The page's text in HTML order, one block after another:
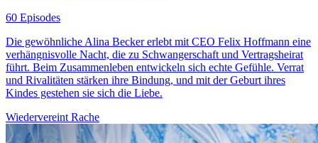
60 Episodes
Die gewöhnliche Alina Becker erlebt mit CEO Felix Hoffmann eine
verhängnisvolle Nacht, die zu Schwangerschaft und Vertragsheirat
führt. Beim Zusammenleben entwickeln sich echte Gefühle. Verrat
und Rivalitäten stärken ihre Bindung, und mit der Geburt ihres
Kindes gestehen sie sich die Liebe.
Wiedervereint Rache